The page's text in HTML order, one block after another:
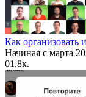
Как организовать
Начиная с марта
01.8к.